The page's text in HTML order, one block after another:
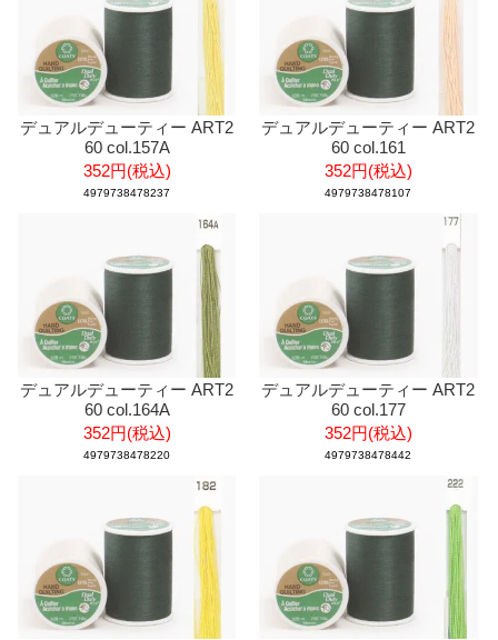
デュアルデューティー ART2
60 col.157A
352円(税込)
4979738478237
デュアルデューティー ART2
60 col.161
352円(税込)
4979738478107
デュアルデューティー ART2
60 col.164A
352円(税込)
4979738478220
デュアルデューティー ART2
60 col.177
352円(税込)
4979738478442